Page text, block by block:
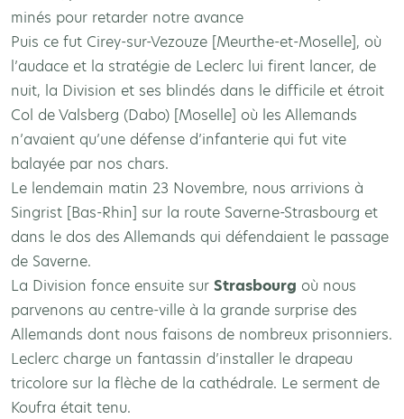
minés pour retarder notre avance
Puis ce fut Cirey-sur-Vezouze [Meurthe-et-Moselle], où
l’audace et la stratégie de Leclerc lui firent lancer, de
nuit, la Division et ses blindés dans le difficile et étroit
Col de Valsberg (Dabo) [Moselle] où les Allemands
n’avaient qu’une défense d’infanterie qui fut vite
balayée par nos chars.
Le lendemain matin 23 Novembre, nous arrivions à
Singrist [Bas-Rhin] sur la route Saverne-Strasbourg et
dans le dos des Allemands qui défendaient le passage
de Saverne.
La Division fonce ensuite sur Strasbourg où nous
parvenons au centre-ville à la grande surprise des
Allemands dont nous faisons de nombreux prisonniers.
Leclerc charge un fantassin d’installer le drapeau
tricolore sur la flèche de la cathédrale. Le serment de
Koufra était tenu.